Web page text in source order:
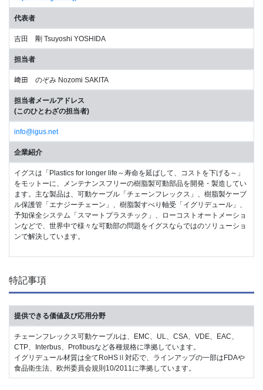
代表者
吉田 剛 Tsuyoshi YOSHIDA
担当者
﨑田 のぞみ Nozomi SAKITA
担当者メールアドレス
(このひとわざの担当者)
info@igus.net
企業紹介
イグスは「Plastics for longer life～寿命を延ばして、コストを下げる～」
をモットーに、メンテナンスフリーの樹脂製可動部品を開発・製造してい
ます。主な製品は、可動ケーブル「チェーンフレックス」、樹脂製ケーブ
ル保護管「エナジーチェーン」、樹脂製すべり軸受「イグリデュール」、
予知保全システム「スマートプラスチック」、ローコストオートメーショ
ンなどで、世界中で様々な可動部の問題をイグスならではのソリューショ
ンで解決しています。
特記事項
提供できる価値及び応用分野
チェーンフレックス可動ケーブルは、EMC、UL、CSA、VDE、EAC、
CTP、Interbus、Profibusなど各種規格に準拠しています。
イグリデュール材質は全てRoHSⅡ対応で、ラインアップの一部はFDAや
食品衛生法、欧州委員会規則10/2011に準拠しています。